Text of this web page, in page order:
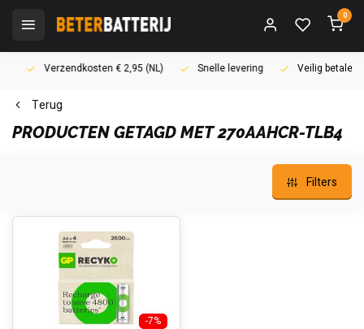
0
Verzendkosten € 2,95 (NL) Snelle levering Veilig betalen
Terug
PRODUCTEN GETAGD MET 270AAHCR-TLB4
Filters
-7%